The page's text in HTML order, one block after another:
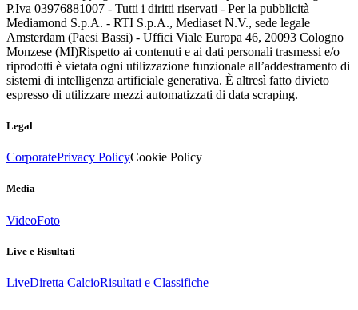
P.Iva 03976881007 - Tutti i diritti riservati - Per la pubblicità
Mediamond S.p.A. - RTI S.p.A., Mediaset N.V., sede legale
Amsterdam (Paesi Bassi) - Uffici Viale Europa 46, 20093 Cologno
Monzese (MI)Rispetto ai contenuti e ai dati personali trasmessi e/o
riprodotti è vietata ogni utilizzazione funzionale all’addestramento di
sistemi di intelligenza artificiale generativa. È altresì fatto divieto
espresso di utilizzare mezzi automatizzati di data scraping.
Legal
CorporatePrivacy PolicyCookie Policy
Media
VideoFoto
Live e Risultati
LiveDiretta CalcioRisultati e Classifiche